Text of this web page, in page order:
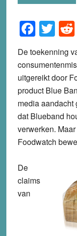
De toekenning
uitgereikt door
product Blue
media aandacht
dat Blueband
verwerken.
Foodwatch
De
claims
van